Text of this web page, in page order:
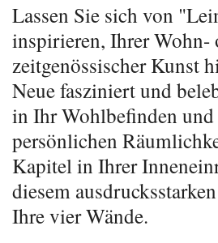
Lassen Sie sich von
inspirieren, Ihrer Wohn-
zeitgenössischer Kunst
Neue fasziniert und
in Ihr Wohlbefinden
persönlichen
Kapitel in Ihrer
diesem
Ihre vier Wände.